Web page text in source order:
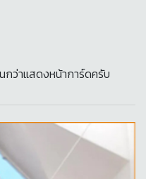
ว่าแสดงหน้าการ์ดครับ